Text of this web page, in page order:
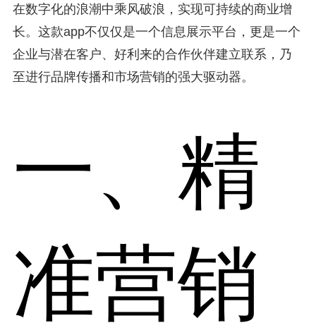
在数字化的浪潮中乘风破浪，实现可持续的商业增
长。这款app不仅仅是一个信息展示平台，更是一个
企业与潜在客户、好利来的合作伙伴建立联系，乃
至进行品牌传播和市场营销的强大驱动器。
一、精
准营销